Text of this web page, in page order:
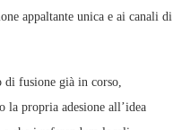
appaltante unica e ai canali di
di fusione già in corso,
la propria adesione all’idea